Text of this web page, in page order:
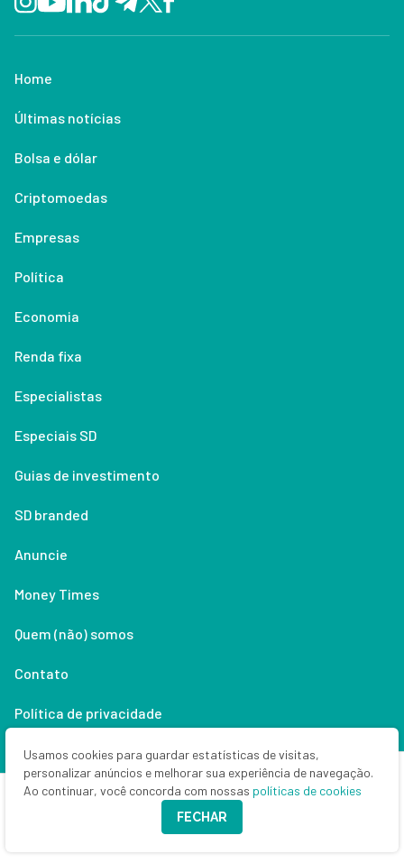
Home
Últimas notícias
Bolsa e dólar
Criptomoedas
Empresas
Política
Economia
Renda fixa
Especialistas
Especiais SD
Guias de investimento
SD branded
Anuncie
Money Times
Quem (não) somos
Contato
Política de privacidade
Lifestyle
Copyright © 2026 Seu Dinheiro. Todos os direitos reservados.
CNPJ: 33.523.405/0001-63
Usamos cookies para guardar estatísticas de visitas,
personalizar anúncios e melhorar sua experiência de navegação.
Ao continuar, você concorda com nossas políticas de cookies
FECHAR